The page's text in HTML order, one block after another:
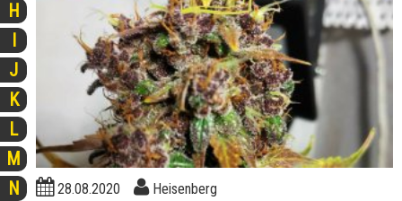
H
I
J
K
L
M
N
28.08.2020
Heisenberg